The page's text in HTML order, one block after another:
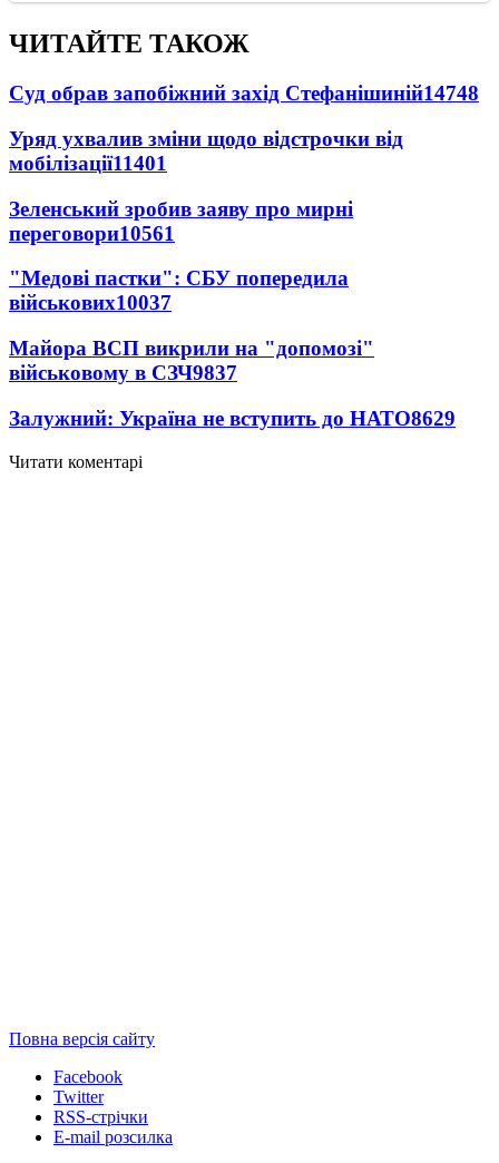
ЧИТАЙТЕ ТАКОЖ
Суд обрав запобіжний захід Стефанішиній14748
Уряд ухвалив зміни щодо відстрочки від
мобілізації11401
Зеленський зробив заяву про мирні
переговори10561
"Медові пастки": СБУ попередила
військових10037
Майора ВСП викрили на "допомозі"
військовому в СЗЧ9837
Залужний: Україна не вступить до НАТО8629
Читати коментарі
Повна версія сайту
Facebook
Twitter
RSS-стрічки
E-mail розсилка